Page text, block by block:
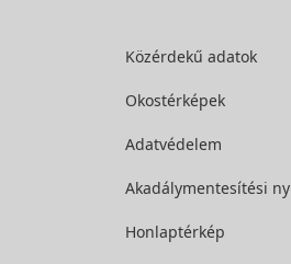
Közérdekű adatok
Okostérképek
Adatvédelem
Akadálymentesítési
Honlaptérkép